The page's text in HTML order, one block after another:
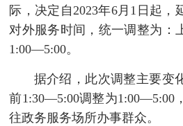
际，决定自2023年6月1日起，
对外服务时间，统一调整为：
1:00—5:00。
据介绍，此次调整主要变
前1:30—5:00调整为1:00—5:00
往政务服务场所办事群众。